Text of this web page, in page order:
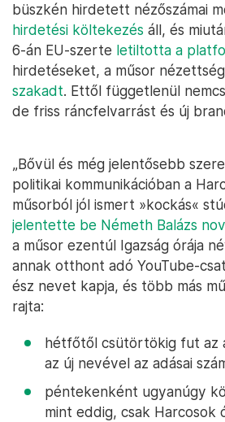
büszkén hirdetett nézőszámai
hirdetési költekezés áll, és
6-án EU-szerte letiltotta a
hirdetéseket, a műsor
szakadt. Ettől függetlenül
de friss ráncfelvarrást és új
„Bővül és még jelentősebb
politikai kommunikációban a
műsorból jól ismert »kockás«
jelentette be Németh Balázs
a műsor ezentúl Igazság órája
annak otthont adó YouTube-
ész nevet kapja, és több más
rajta:
hétfőtől csütörtökig fut az
az új nevével az adásai
péntekenként ugyanúgy
mint eddig, csak Harcosok